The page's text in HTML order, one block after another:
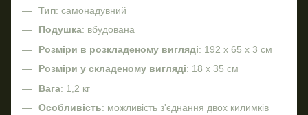
Тип: самонадувний
Подушка: вбудована
Розміри в розкладеному вигляді: 192 х 65 х 3 см
Розміри у складеному вигляді: 18 х 35 см
Вага: 1,2 кг
Особливість: можливість з'єднання двох килимків